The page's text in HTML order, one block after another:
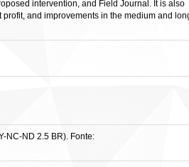
intervention, and Field Journal. It is also
and improvements in the medium and
NC-ND 2.5 BR). Fonte: